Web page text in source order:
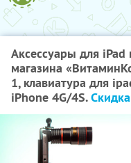
Аксессуары для
магазина
1, клавиатура для
iPhone 4G/4S.